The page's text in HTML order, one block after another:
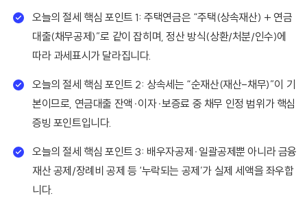
오늘의 절세 핵심 포인트 1: 주택연금은 “주택(상속재산) + 연금
대출(채무공제)”로 같이 잡히며, 정산 방식(상환/처분/인수)에
따라 과세표시가 달라집니다.
오늘의 절세 핵심 포인트 2: 상속세는 “순재산(재산-채무)”이 기
본이므로, 연금대출 잔액·이자·보증료 중 채무 인정 범위가 핵심
증빙 포인트입니다.
오늘의 절세 핵심 포인트 3: 배우자공제·일괄공제뿐 아니라 금융
재산 공제/장례비 공제 등 ‘누락되는 공제’가 실제 세액을 좌우합
니다.